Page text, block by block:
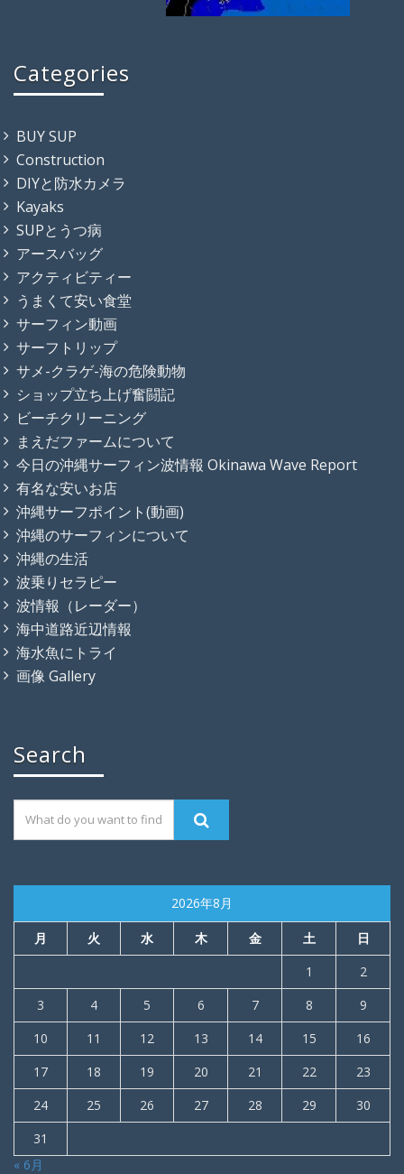
Categories
BUY SUP
Construction
DIYと防水カメラ
Kayaks
SUPとうつ病
アースバッグ
アクティビティー
うまくて安い食堂
サーフィン動画
サーフトリップ
サメ-クラゲ-海の危険動物
ショップ立ち上げ奮闘記
ビーチクリーニング
まえだファームについて
今日の沖縄サーフィン波情報 Okinawa Wave Report
有名な安いお店
沖縄サーフポイント(動画)
沖縄のサーフィンについて
沖縄の生活
波乗りセラピー
波情報（レーダー）
海中道路近辺情報
海水魚にトライ
画像 Gallery
Search
2026年8月
月 火 水 木 金 土
日
1
2
3
4 5 6 7 8
9
10
11 12 13 14 15
16
17
18 19 20 21 22
23
24
25 26 27 28 29
30
31
« 6月